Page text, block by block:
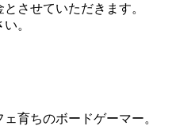
させていただきます。
。
育ちのボードゲーマー。